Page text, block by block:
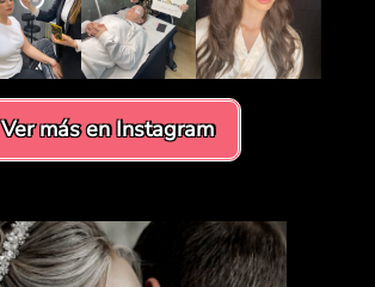
Ver más en Instagram